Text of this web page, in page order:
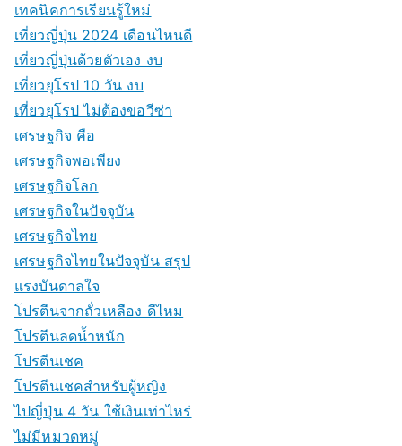
เทคนิคการเรียนรู้ใหม่
เที่ยวญี่ปุ่น 2024 เดือนไหนดี
เที่ยวญี่ปุ่นด้วยตัวเอง งบ
เที่ยวยุโรป 10 วัน งบ
เที่ยวยุโรป ไม่ต้องขอวีซ่า
เศรษฐกิจ คือ
เศรษฐกิจพอเพียง
เศรษฐกิจโลก
เศรษฐกิจในปัจจุบัน
เศรษฐกิจไทย
เศรษฐกิจไทยในปัจจุบัน สรุป
แรงบันดาลใจ
โปรตีนจากถั่วเหลือง ดีไหม
โปรตีนลดน้ำหนัก
โปรตีนเชค
โปรตีนเชคสำหรับผู้หญิง
ไปญี่ปุ่น 4 วัน ใช้เงินเท่าไหร่
ไม่มีหมวดหมู่